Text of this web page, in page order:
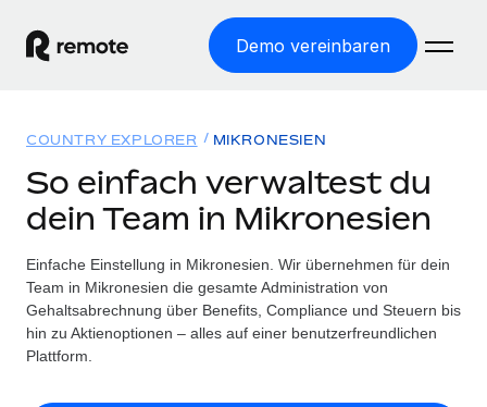
Demo vereinbaren
WELTWEITE BESCHÄFTIGUNG
Globale Payroll
Einfache, rechtssicher Payroll
Employer of Record
Weltweites Wachstum ohne Kosten für Niederlassungen
Contractor of Record
Lösungen
WELTWEITE ABDECKUNG
Country Explorer
Länderspezifische Unterstützung bei der Einstellung
Ressourcen
TOOLS UND RECHNER
Scheinselbstständigkeitsrisiko berechnen
Preise
COUNTRY EXPLORER MIKRONESIEN
So einfach verwaltest du
dein Team in Mikronesien
Einfache Einstellung in Mikronesien. Wir übernehmen für dein
Team in Mikronesien die gesamte Administration von
Gehaltsabrechnung über Benefits, Compliance und Steuern bis
hin zu Aktienoptionen – alles auf einer benutzerfreundlichen
Plattform.